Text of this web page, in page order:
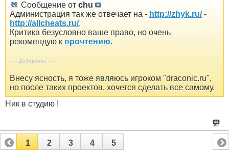
Сообщение от chu
Администрация так же отвечает на - http://zhyk.ru/-
http://allcheats.ru/.
Критика безусловно ваше право, но очень
рекомендую к прочтению.
- - - Добавлено - - -
Внесу ясность, я тоже являюсь игроком "draconic.ru",
но после таких проектов, хочется сделать все самому.
Ник в студию !
1 2 3 4 5